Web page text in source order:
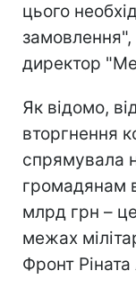
цього
директор
Як відомо,
вторгнення
спрямувала
громадянам
млрд грн –
межах
Фронт